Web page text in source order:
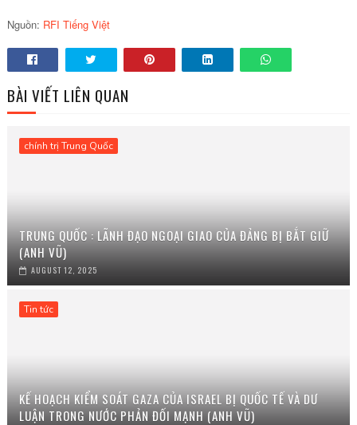
Nguồn: RFI Tiếng Việt
BÀI VIẾT LIÊN QUAN
chính trị Trung Quốc
TRUNG QUỐC : LÃNH ĐẠO NGOẠI GIAO CỦA ĐẢNG BỊ BẮT GIỮ
(ANH VŨ)
AUGUST 12, 2025
Tin tức
KẾ HOẠCH KIỂM SOÁT GAZA CỦA ISRAEL BỊ QUỐC TẾ VÀ DƯ
LUẬN TRONG NƯỚC PHẢN ĐỐI MẠNH (ANH VŨ)